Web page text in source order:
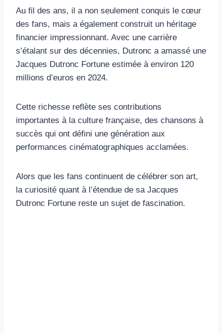
Au fil des ans, il a non seulement conquis le cœur
des fans, mais a également construit un héritage
financier impressionnant. Avec une carrière
s’étalant sur des décennies, Dutronc a amassé une
Jacques Dutronc Fortune estimée à environ 120
millions d’euros en 2024.
Cette richesse reflète ses contributions
importantes à la culture française, des chansons à
succès qui ont défini une génération aux
performances cinématographiques acclamées.
Alors que les fans continuent de célébrer son art,
la curiosité quant à l’étendue de sa Jacques
Dutronc Fortune reste un sujet de fascination.